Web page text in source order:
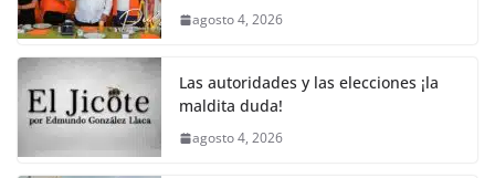
agosto 4, 2026
Las autoridades y las elecciones ¡la
maldita duda!
agosto 4, 2026